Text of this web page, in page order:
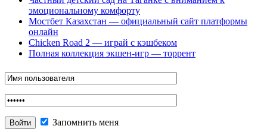
эмоциональному комфорту
Мостбет Казахстан — официальный сайт платформы
онлайн
Chicken Road 2 — играй с кэшбеком
Полная коллекция экшен-игр — торрент
Запомнить меня